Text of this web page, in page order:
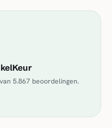
5.867beoordelingen.